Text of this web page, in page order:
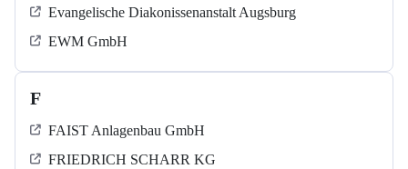
Evangelische Diakonissenanstalt Augsburg
EWM GmbH
F
FAIST Anlagenbau GmbH
FRIEDRICH SCHARR KG